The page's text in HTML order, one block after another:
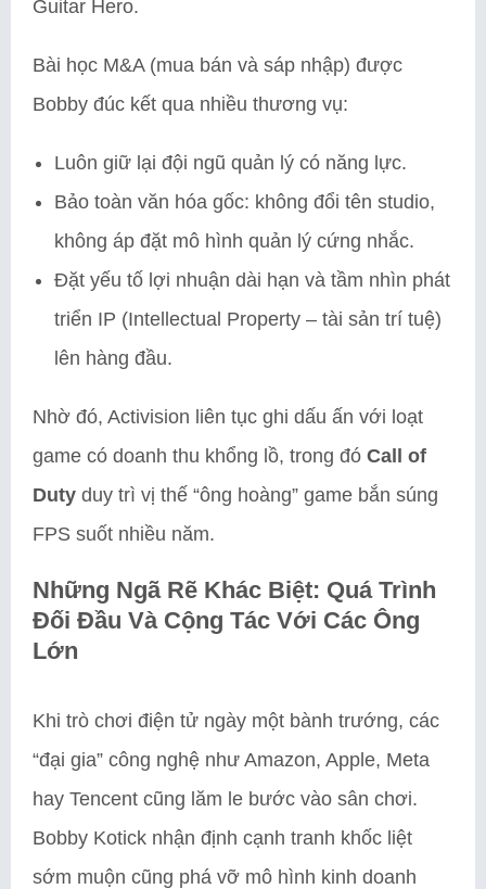
Guitar Hero.
Bài học M&A (mua bán và sáp nhập) được
Bobby đúc kết qua nhiều thương vụ:
Luôn giữ lại đội ngũ quản lý có năng lực.
Bảo toàn văn hóa gốc: không đổi tên studio,
không áp đặt mô hình quản lý cứng nhắc.
Đặt yếu tố lợi nhuận dài hạn và tầm nhìn phát
triển IP (Intellectual Property – tài sản trí tuệ)
lên hàng đầu.
Nhờ đó, Activision liên tục ghi dấu ấn với loạt
game có doanh thu khổng lồ, trong đó Call of
Duty duy trì vị thế “ông hoàng” game bắn súng
FPS suốt nhiều năm.
Những Ngã Rẽ Khác Biệt: Quá Trình
Đối Đầu Và Cộng Tác Với Các Ông
Lớn
Khi trò chơi điện tử ngày một bành trướng, các
“đại gia” công nghệ như Amazon, Apple, Meta
hay Tencent cũng lăm le bước vào sân chơi.
Bobby Kotick nhận định cạnh tranh khốc liệt
sớm muộn cũng phá vỡ mô hình kinh doanh